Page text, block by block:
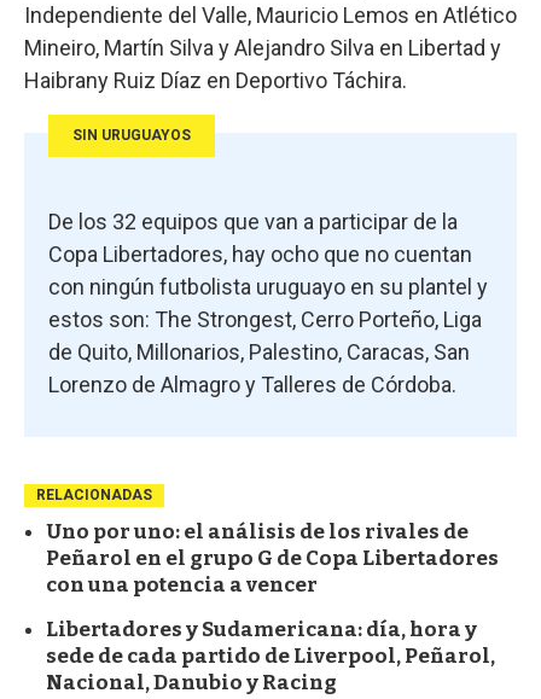
Independiente del Valle, Mauricio Lemos en Atlético
Mineiro, Martín Silva y Alejandro Silva en Libertad y
Haibrany Ruiz Díaz en Deportivo Táchira.
SIN URUGUAYOS
De los 32 equipos que van a participar de la
Copa Libertadores, hay ocho que no cuentan
con ningún futbolista uruguayo en su plantel y
estos son: The Strongest, Cerro Porteño, Liga
de Quito, Millonarios, Palestino, Caracas, San
Lorenzo de Almagro y Talleres de Córdoba.
RELACIONADAS
Uno por uno: el análisis de los rivales de
Peñarol en el grupo G de Copa Libertadores
con una potencia a vencer
Libertadores y Sudamericana: día, hora y
sede de cada partido de Liverpool, Peñarol,
Nacional, Danubio y Racing